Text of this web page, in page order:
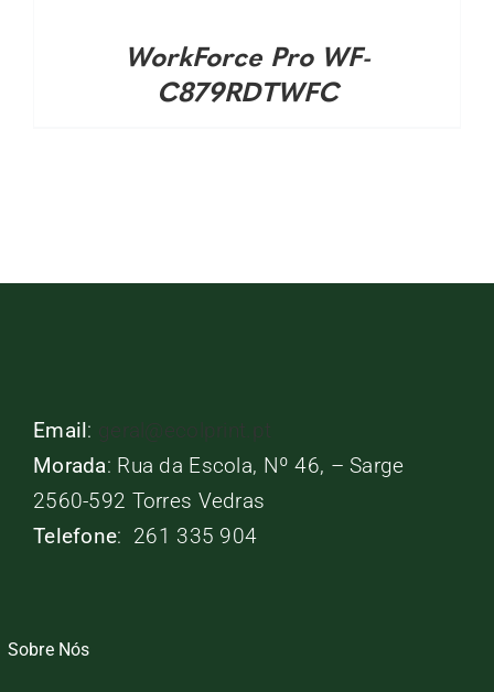
WorkForce Pro WF-
C879RDTWFC
Email: geral@ecolprint.pt
Morada: Rua da Escola, Nº 46, – Sarge
2560-592 Torres Vedras
Telefone: 261 335 904
Sobre Nós